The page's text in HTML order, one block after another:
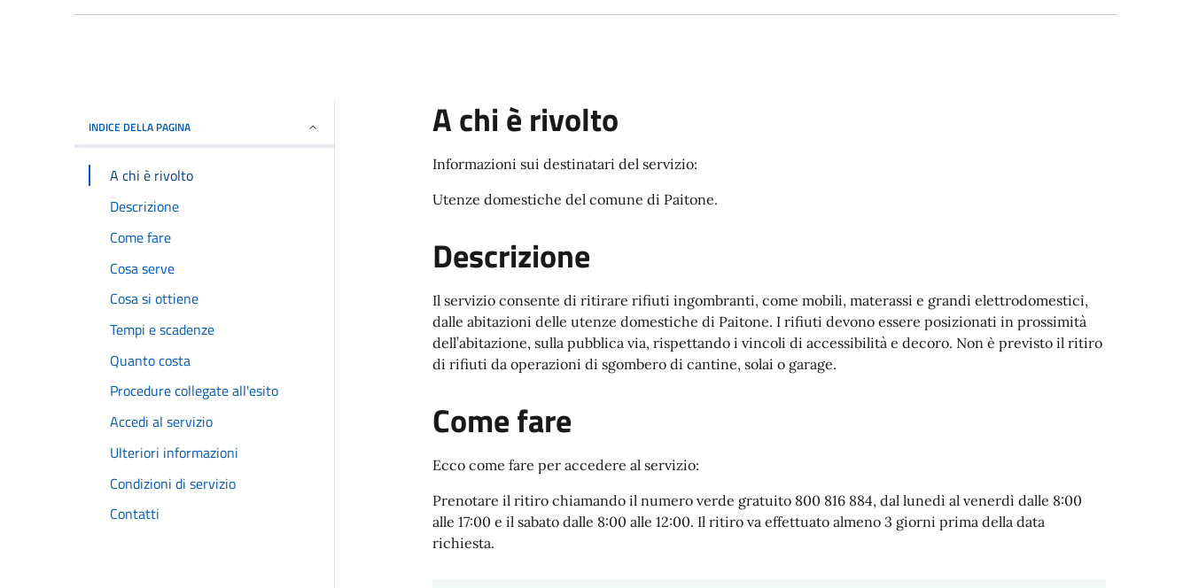
INDICE DELLA PAGINA
A chi è rivolto
Descrizione
Come fare
Cosa serve
Cosa si ottiene
Tempi e scadenze
Quanto costa
Procedure collegate all'esito
Accedi al servizio
Ulteriori informazioni
Condizioni di servizio
Contatti
A chi è rivolto
Informazioni sui destinatari del servizio:
Utenze domestiche del comune di Paitone.
Descrizione
Il servizio consente di ritirare rifiuti ingombranti, come mobili, materassi e grandi elettrodomestici,
dalle abitazioni delle utenze domestiche di Paitone. I rifiuti devono essere posizionati in prossimità
dell’abitazione, sulla pubblica via, rispettando i vincoli di accessibilità e decoro. Non è previsto il ritiro
di rifiuti da operazioni di sgombero di cantine, solai o garage.
Come fare
Ecco come fare per accedere al servizio:
Prenotare il ritiro chiamando il numero verde gratuito 800 816 884, dal lunedì al venerdì dalle 8:00
alle 17:00 e il sabato dalle 8:00 alle 12:00. Il ritiro va effettuato almeno 3 giorni prima della data
richiesta.